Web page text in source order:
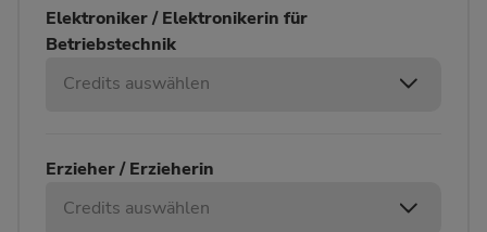
Elektroniker / Elektronikerin für
Betriebstechnik
Credits auswählen
Erzieher / Erzieherin
Credits auswählen